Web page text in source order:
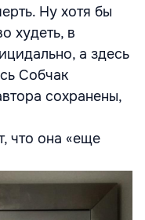
Ну хотя бы
худеть, в
а здесь
Собчак
сохранены,